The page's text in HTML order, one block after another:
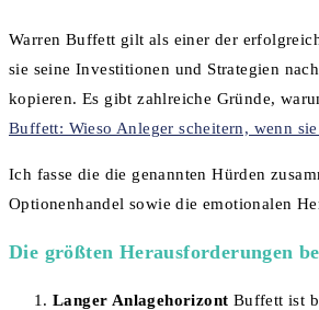
Warren Buffett gilt als einer der
sie seine Investitionen und Strategien
kopieren. Es gibt zahlreiche Gründe,
Buffett: Wieso Anleger scheitern, wenn
Ich fasse die die genannten Hürden
Optionenhandel sowie die emotionalen
Die größten Herausforderungen
Langer Anlagehorizont Buffett ist